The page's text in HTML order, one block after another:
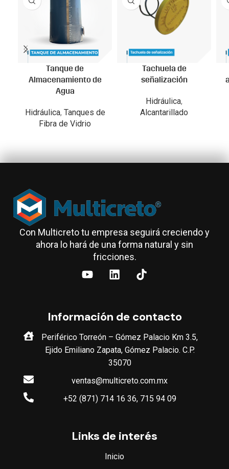
Tanque de
Almacenamiento de
Agua
Hidráulica, Tanques de
Fibra de Vidrio
Tachuela de
señalización
Hidráulica,
Alcantarillado
Con Multicreto tu empresa seguirá creciendo y
ahora lo hará de una forma natural y sin
fricciones.
Información de contacto
Periférico Torreón – Gómez Palacio Km 3.5,
Ejido Emiliano Zapata, Gómez Palacio. C.P.
35070
ventas@multicreto.com.mx
+52 (871) 714 16 36, 715 94 09
Links de interés
Inicio